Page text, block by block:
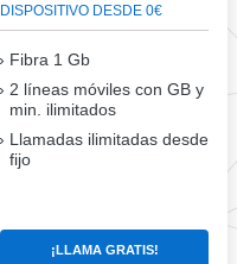
DISPOSITIVO DESDE 0€
Fibra 1 Gb
2 líneas móviles con GB y
min. ilimitados
Llamadas ilimitadas desde
fijo
¡LLAMA GRATIS!